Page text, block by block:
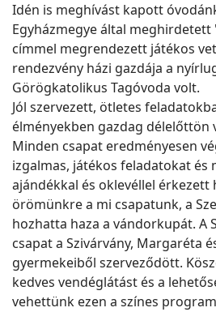
Idén is meghívást kapott
Egyházmegye által
címmel megrendezett játékos
rendezvény házi gazdája a
Görögkatolikus Tagóvoda volt.
Jól szervezett, ötletes
élményekben gazdag délelőttön
Minden csapat eredményesen
izgalmas, játékos feladatokat és
ajándékkal és oklevéllel érkezett
örömünkre a mi csapatunk, a
hozhatta haza a vándorkupát. A
csapat a Szivárvány, Margaréta
gyermekeiből szerveződött.
kedves vendéglátást és a
vehettünk ezen a színes